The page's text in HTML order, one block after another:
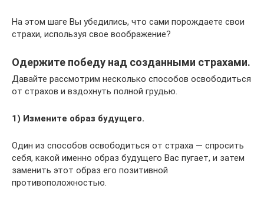
На этом шаге Вы убедились, что сами порождаете свои
страхи, используя свое воображение?
Одержите победу над созданными страхами.
Давайте рассмотрим несколько способов освободиться
от страхов и вздохнуть полной грудью.
1) Измените образ будущего.
Один из способов освободиться от страха — спросить
себя, какой именно образ будущего Вас пугает, и затем
заменить этот образ его позитивной
противоположностью.